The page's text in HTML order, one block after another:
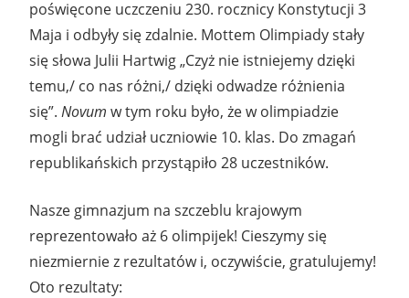
poświęcone uczczeniu 230. rocznicy Konstytucji 3
Maja i odbyły się zdalnie. Mottem Olimpiady stały
się słowa Julii Hartwig „Czyż nie istniejemy dzięki
temu,/ co nas różni,/ dzięki odwadze różnienia
się”. Novum w tym roku było, że w olimpiadzie
mogli brać udział uczniowie 10. klas. Do zmagań
republikańskich przystąpiło 28 uczestników.
Nasze gimnazjum na szczeblu krajowym
reprezentowało aż 6 olimpijek! Cieszymy się
niezmiernie z rezultatów i, oczywiście, gratulujemy!
Oto rezultaty: